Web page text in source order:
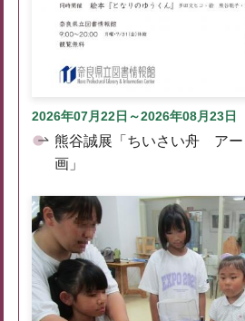
2026年07月22日～2026年08月23日
熊谷誠展「ちいさい舟 アー
画」